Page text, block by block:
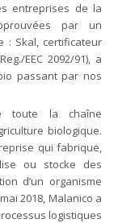
entreprises de la
par un
: Skal, certificateur
EEC 2092/91), a
passant par nos
toute la chaîne
biologique.
qui fabrique,
ou stocke des
d’un organisme
2018, Malanico a
logistiques